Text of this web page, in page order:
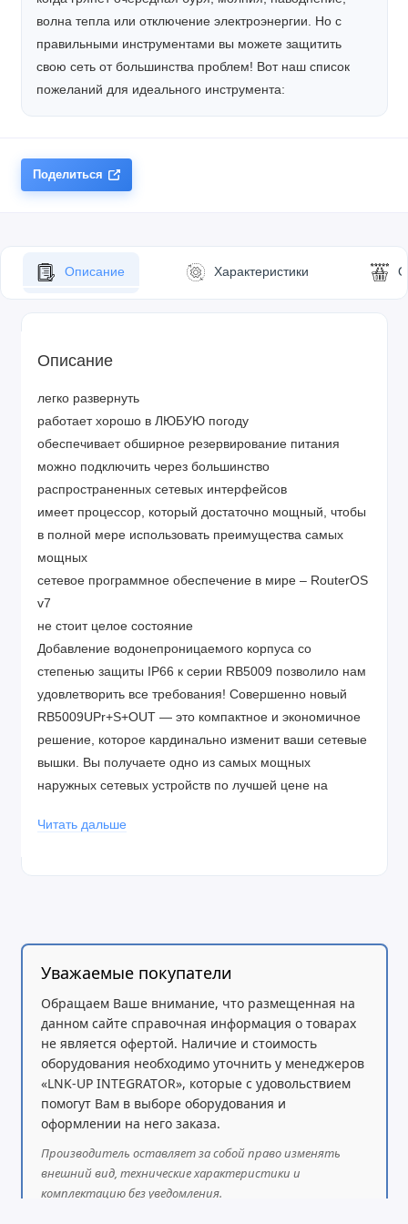
волна тепла или отключение электроэнергии. Но с
правильными инструментами вы можете защитить
свою сеть от большинства проблем! Вот наш список
пожеланий для идеального инструмента:
Поделиться
Описание Характеристики
Описание
легко развернуть
работает хорошо в ЛЮБУЮ погоду
обеспечивает обширное резервирование питания
можно подключить через большинство
распространенных сетевых интерфейсов
имеет процессор, который достаточно мощный, чтобы
в полной мере использовать преимущества самых
мощных
сетевое программное обеспечение в мире – RouterOS
v7
не стоит целое состояние
Добавление водонепроницаемого корпуса со
степенью защиты IP66 к серии RB5009 позволило нам
удовлетворить все требования! Совершенно новый
RB5009UPr+S+OUT — это компактное и экономичное
решение, которое кардинально изменит ваши сетевые
вышки. Вы получаете одно из самых мощных
наружных сетевых устройств по лучшей цене на
контактный разъём питания (5,08 мм, 1x2 контакта), а
также вход и выход PoE на всех восьми портах
Ethernet. Плата может использовать любой из этих
источников питания для собственного питания,
выбирая тот, у которого напряжение выше, если
доступно несколько источников. RB5009 потребляет до
21 Вт. При использовании PoE-входа плата продолжит
внезапно отключатся. Беспрецедентное
резервирование! Все варианты питания поддерживают
Читать дальше
Уважаемые покупатели
Обращаем Ваше внимание, что размещенная на
данном сайте справочная информация о товарах
не является офертой. Наличие и стоимость
оборудования необходимо уточнить у менеджеров
«LNK-UP INTEGRATOR», которые с удовольствием
помогут Вам в выборе оборудования и
оформлении на него заказа.
Производитель оставляет за собой право изменять
внешний вид, технические характеристики и
комплектацию без уведомления.